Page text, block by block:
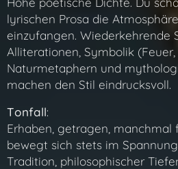
lyrischen Prosa die
einzufangen. Wiederkehrende
Alliterationen, Symbolik
Naturmetaphern und
machen den Stil eindrucksvoll.
Tonfall:
Erhaben, getragen, manchmal
bewegt sich stets im
Tradition, philosophischer